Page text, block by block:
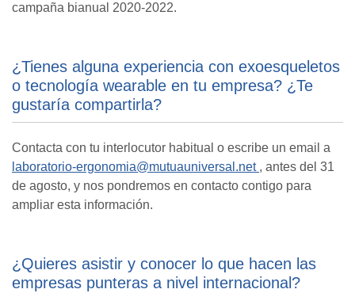
campaña bianual 2020-2022.
¿Tienes alguna experiencia con exoesqueletos
o tecnología wearable en tu empresa? ¿Te
gustaría compartirla?
Contacta con tu interlocutor habitual o escribe un email a
laboratorio-ergonomia@mutuauniversal.net , antes del 31
de agosto, y nos pondremos en contacto contigo para
ampliar esta información.
¿Quieres asistir y conocer lo que hacen las
empresas punteras a nivel internacional?